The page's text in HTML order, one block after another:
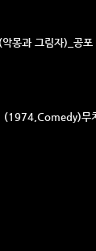
과 그림자)_공포
무